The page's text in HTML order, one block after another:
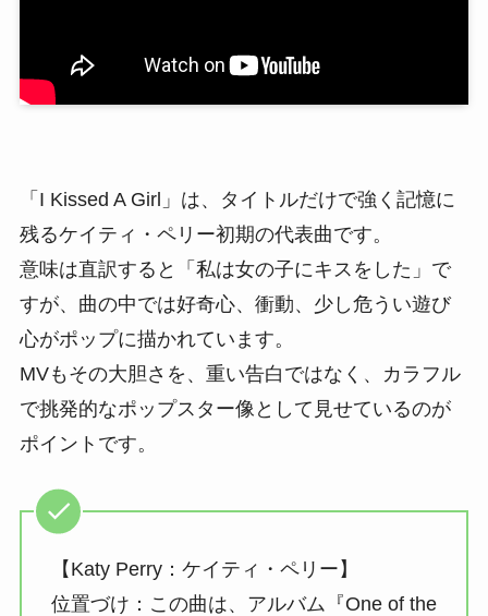
「I Kissed A Girl」は、タイトルだけで強く記憶に
残るケイティ・ペリー初期の代表曲です。
意味は直訳すると「私は女の子にキスをした」で
すが、曲の中では好奇心、衝動、少し危うい遊び
心がポップに描かれています。
MVもその大胆さを、重い告白ではなく、カラフル
で挑発的なポップスター像として見せているのが
ポイントです。
【Katy Perry：ケイティ・ペリー】
位置づけ：この曲は、アルバム『One of the